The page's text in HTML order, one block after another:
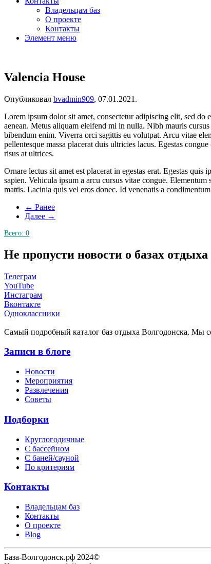
Владельцам баз
О проекте
Контакты
Элемент меню
Valencia House
Опубликовал bvadmin909, 07.01.2021 .
Lorem ipsum dolor sit amet, consectetur adipiscing elit, sed
aenean. Metus aliquam eleifend mi in nulla. Nibh mauris
bibendum enim. Viverra orci sagittis eu volutpat. Arcu vitae
pellentesque massa placerat duis ultricies lacus. Egestas
risus at ultrices.
Ornare lectus sit amet est placerat in egestas erat. Egestas
sapien. Vehicula ipsum a arcu cursus vitae congue.
mattis. Lacinia quis vel eros donec. Id venenatis a
← Ранее
Далее →
Всего: 0
Не пропусти новости о базах отдыха
Телеграм
YouTube
Инстаграм
Вконтакте
Одноклассники
Cамый подробный каталог баз отдыха Волгодонска. Мы
Записи в блоге
Новости
Мероприятия
Развлечения
Советы
Подборки
Круглогодичные
С бассейном
С баней/сауной
По критериям
Контакты
Владельцам баз
Контакты
О проекте
Blog
База-Волгодонск.рф 2024©